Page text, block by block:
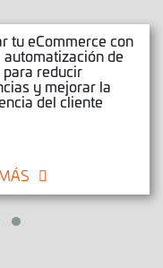
tu eCommerce con
automatización de
reducir
y mejorar la
del cliente